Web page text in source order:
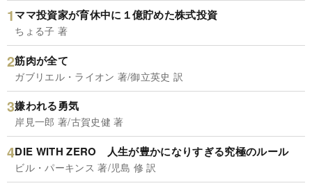
ママ投資家が育休中に１億貯めた株式投資
ちょる子 著
筋肉が全て
ガブリエル・ライオン 著/御立英史 訳
嫌われる勇気
岸見一郎 著/古賀史健 著
DIE WITH ZERO 人生が豊かになりすぎる究極のルール
ビル・パーキンス 著/児島 修 訳